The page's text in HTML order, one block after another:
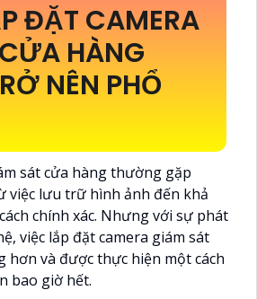
ĐẶT CAMERA
HÀNG
NÊN PHỔ
sát cửa hàng thường gặp
việc lưu trữ hình ảnh đến khả
chính xác. Nhưng với sự phát
việc lắp đặt camera giám sát
hơn và được thực hiện một cách
bao giờ hết.